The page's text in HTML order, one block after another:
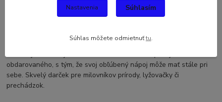
Sada ploskačka šach.
Značkové darčeky zaručene potešia každého muža. Urobte mu
radosť ploskačkou, ktorá má moderný dizajn a je vyrobená z
obdarovaného, s tým, že svoj obľúbený nápoj môže mať stále pri
sebe. Skvelý darček pre milovníkov prírody, lyžovačky či
prechádzok.
Nastavenia Súhlasím
Súhlas môžete odmietnuťtu.